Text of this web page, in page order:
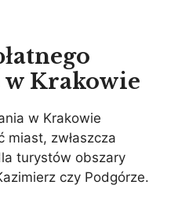
Krakowie
w Krakowie
miast, zwłaszcza
turystów obszary
czy Podgórze.